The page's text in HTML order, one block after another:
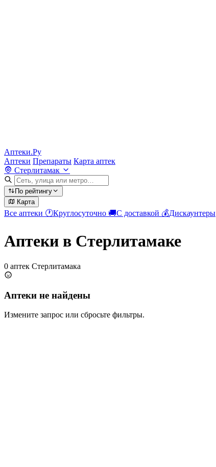
Аптеки.Ру
Аптеки Препараты Карта аптек
Стерлитамак
По рейтингу
Карта
Все аптеки 🕐Круглосуточно 🚚С доставкой 💰Дискаунтеры
Аптеки в Стерлитамаке
0 аптек Стерлитамака
Аптеки не найдены
Измените запрос или сбросьте фильтры.